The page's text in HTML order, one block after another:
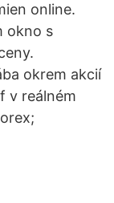
online.
okno s
okrem akcií
v reálném